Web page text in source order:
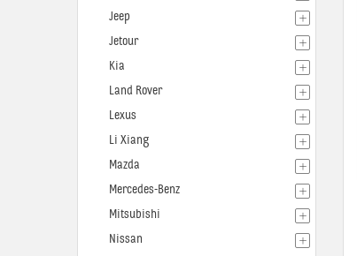
Jeep
Jetour
Kia
Land Rover
Lexus
Li Xiang
Mazda
Mercedes-Benz
Mitsubishi
Nissan